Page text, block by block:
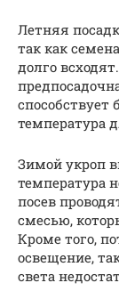
Летняя
так как
долго
температура
Зимой укроп
температура
посев
смесью,
Кроме того,
освещение,
света